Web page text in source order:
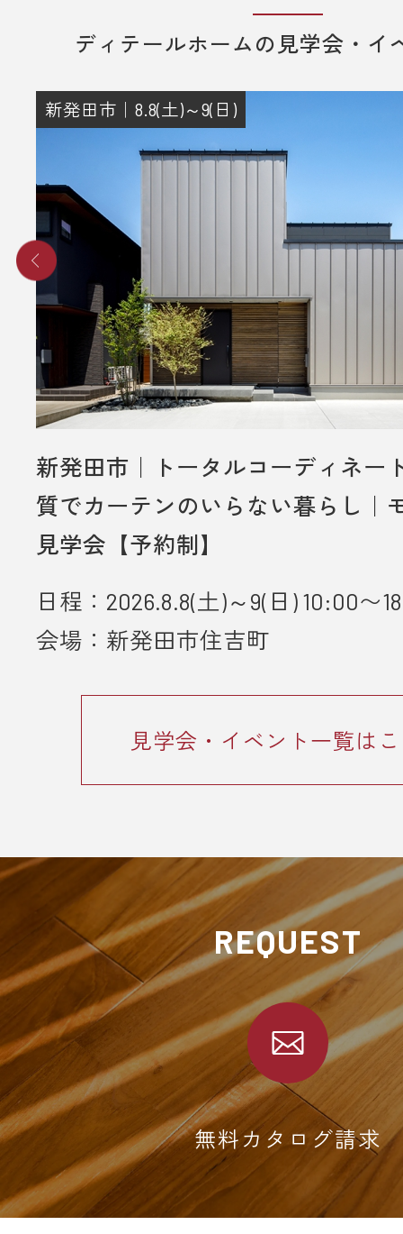
ディテールホームの見学会・イ
新発田市｜8.8(土)～9(日)
新発田市｜トータルコーディネー
質でカーテンのいらない暮らし｜
見学会【予約制】
日程：2026.8.8(土)～9(日) 10:00〜
会場：新発田市住吉町
見学会・イベント一覧は
REQUEST
無料カタログ請求